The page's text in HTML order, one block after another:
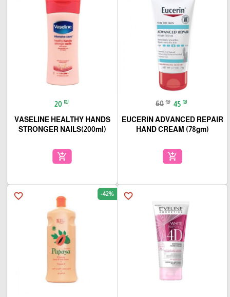
60 ₪ 45 ₪
EUCERIN ADVANCED REPAIR
HAND CREAM (78gm)
add_shopping_cart
20 ₪
VASELINE HEALTHY HANDS
STRONGER NAILS(200ml)
add_shopping_cart
favorite_border
favorite_border -42%